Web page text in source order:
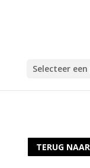
Selecteer
TERUG